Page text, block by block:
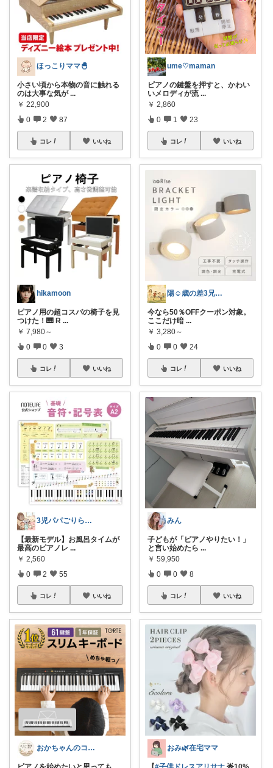
ほっこりママ🐣
小さい頃から本物の音に触れる
のは大事な気が ...
￥ 22,900
0 2 87
コレ いいね
hikamoon
ピアノ用の超コスパの椅子を見
つけた！🎹 R ...
￥ 7,980～
0 0 3
コレ いいね
3児パパごりら｜家族で役立つROOM
【最新モデル】お風呂タイムが
最高のピアノレ ...
￥ 2,560
0 2 55
コレ いいね
おかちゃんのコスパ最強アイテム部屋
ume♡maman
ピアノの鍵盤を押すと、かわい
いメロディが流 ...
￥ 2,860
0 1 23
コレ いいね
陽☺︎歳の差3兄弟子育て
今なら50％OFFクーポン対象。
ここだけ暗 ...
￥ 3,280～
0 0 24
コレ いいね
みん
子どもが「ピアノやりたい！」
と言い始めたら ...
￥ 59,950
0 0 8
コレ いいね
おみ🌿在宅ママ